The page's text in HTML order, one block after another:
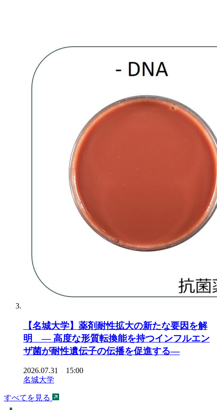
【名城大学】薬剤耐性拡大の新たな要因を解
明 ― 高度な形質転換能を持つインフルエン
ザ菌が耐性遺伝子の伝播を促進する―
2026.07.31 15:00
名城大学
すべてを見る